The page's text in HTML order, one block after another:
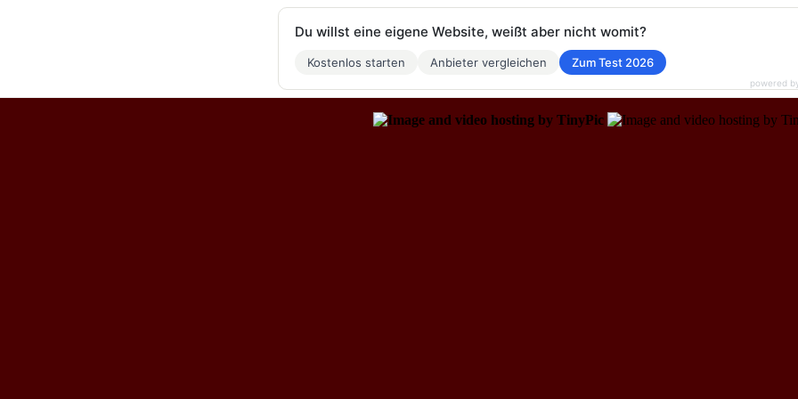
Du willst eine eigene Website, weißt aber nicht womit?
Kostenlos starten Anbieter vergleichen Zum Test 2026
powered